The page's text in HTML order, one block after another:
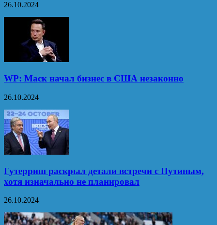
26.10.2024
WP: Маск начал бизнес в США незаконно
26.10.2024
Гутерриш раскрыл детали встречи с Путиным,
хотя изначально не планировал
26.10.2024